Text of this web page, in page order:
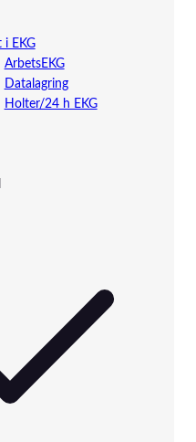
i EKG
ArbetsEKG
Datalagring
Holter/24 h EKG